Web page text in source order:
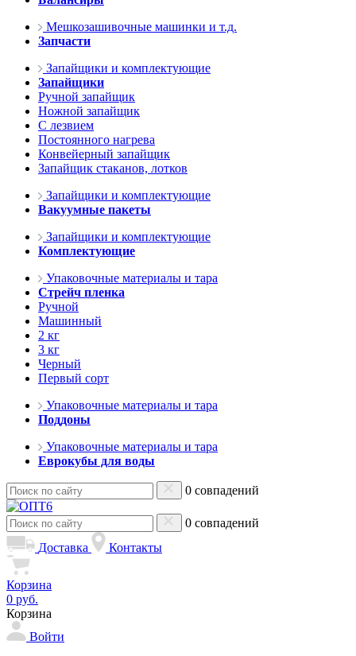
Мешкозашивочные машинки и т.д.
Запчасти
Запайщики и комплектующие
Запайщики
Ручной запайщик
Ножной запайщик
С лезвием
Постоянного нагрева
Конвейерный запайщик
Запайщик стаканов, лотков
Запайщики и комплектующие
Вакуумные пакеты
Запайщики и комплектующие
Комплектующие
Упаковочные материалы и тара
Стрейч пленка
Ручной
Машинный
2 кг
3 кг
Черный
Первый сорт
Упаковочные материалы и тара
Поддоны
Упаковочные материалы и тара
Еврокубы для воды
0 совпадений
0 совпадений
Доставка
Контакты
Корзина
0 руб.
Корзина
Войти